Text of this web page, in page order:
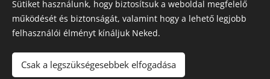
Sütiket használunk, hogy biztosítsuk a weboldal megfelelő
működését és biztonságát, valamint hogy a lehető legjobb
felhasználói élményt kínáljuk Neked.
Csak a legszükségesebbek elfogadása